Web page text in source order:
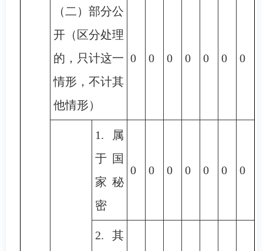
（二）部分公
开（区分处理
的，只计这一
情形，不计其
他情形）
0 0 0 0 0 0 0
1.属
于国
家秘
密
0 0 0 0 0 0 0
2.其